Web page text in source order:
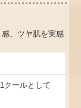
、ツヤ肌を実感
クールとして